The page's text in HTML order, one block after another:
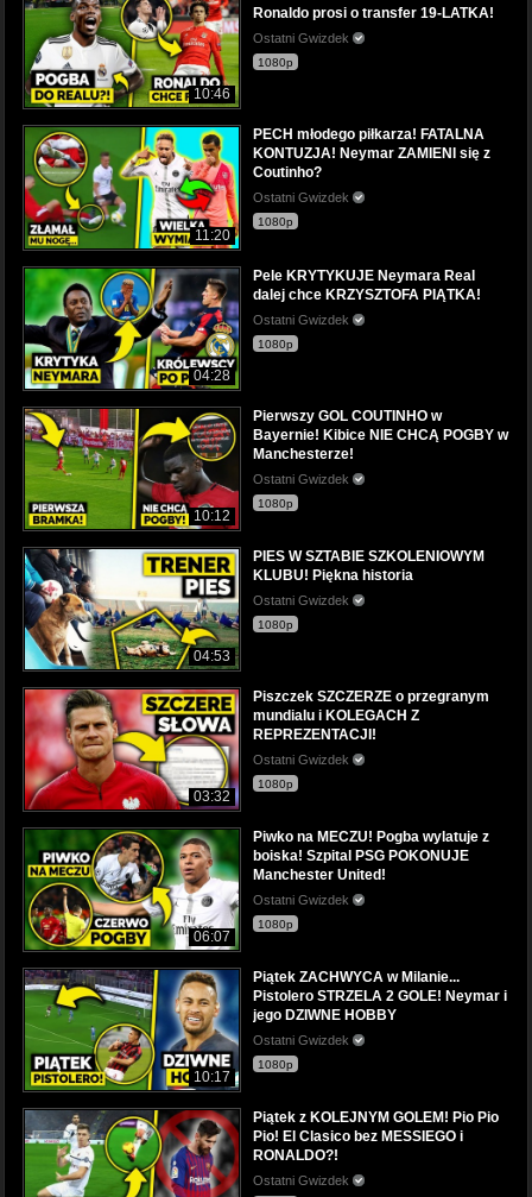
10:46
Ronaldo prosi o transfer 19-LATKA!
Ostatni Gwizdek
1080p
11:20
PECH młodego piłkarza! FATALNA
KONTUZJA! Neymar ZAMIENI się z
Coutinho?
Ostatni Gwizdek
1080p
04:28
Pele KRYTYKUJE Neymara Real
dalej chce KRZYSZTOFA PIĄTKA!
Ostatni Gwizdek
1080p
10:12
Pierwszy GOL COUTINHO w
Bayernie! Kibice NIE CHCĄ POGBY w
Manchesterze!
Ostatni Gwizdek
1080p
04:53
PIES W SZTABIE SZKOLENIOWYM
KLUBU! Piękna historia
Ostatni Gwizdek
1080p
03:32
Piszczek SZCZERZE o przegranym
mundialu i KOLEGACH Z
REPREZENTACJI!
Ostatni Gwizdek
1080p
06:07
Piwko na MECZU! Pogba wylatuje z
boiska! Szpital PSG POKONUJE
Manchester United!
Ostatni Gwizdek
1080p
10:17
Piątek ZACHWYCA w Milanie...
Pistolero STRZELA 2 GOLE! Neymar i
jego DZIWNE HOBBY
Ostatni Gwizdek
1080p
Piątek z KOLEJNYM GOLEM! Pio Pio
Pio! El Clasico bez MESSIEGO i
RONALDO?!
Ostatni Gwizdek